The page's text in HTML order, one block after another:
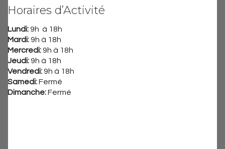
Horaires d’Activité
Lundi:9h à 18h
Mardi:9h à 18h
Mercredi:9h à 18h
Jeudi:9h à 18h
Vendredi:9h à 18h
Samedi:Fermé
Dimanche:Fermé